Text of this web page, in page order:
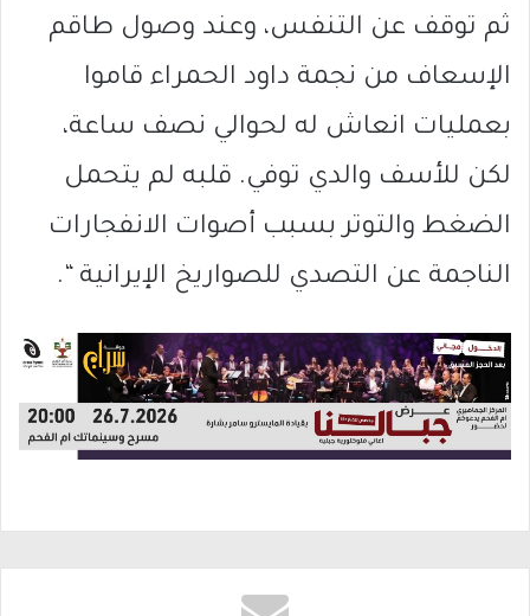
ثم توقف عن التنفس، وعند وصول طاقم
الإسعاف من نجمة داود الحمراء قاموا
بعمليات انعاش له لحوالي نصف ساعة،
لكن للأسف والدي توفي. قلبه لم يتحمل
الضغط والتوتر بسبب أصوات الانفجارات
الناجمة عن التصدي للصواريخ الإيرانية “.